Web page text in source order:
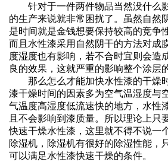
针对于一件两件物品当然没什么
的生产来说就非常困扰了。虽然自然
是时间就是金钱想要保持较高的竞争
而且水性漆采用自然阴干的方法对成
度湿度也有影响，若不合时宜则会造
良的效果，这就严重的影响整个涂层
那么怎么才能加快水性漆的干燥
漆干燥时间的因素多为空气温湿度与
气温度高湿度低流速快的地方，水性
且不会影响到漆质量。所以理论上只
快速干燥水性漆，这里就不得不说一
除湿机 ，除湿机有很好的除湿性能，
可以满足水性漆快速干燥的条件。